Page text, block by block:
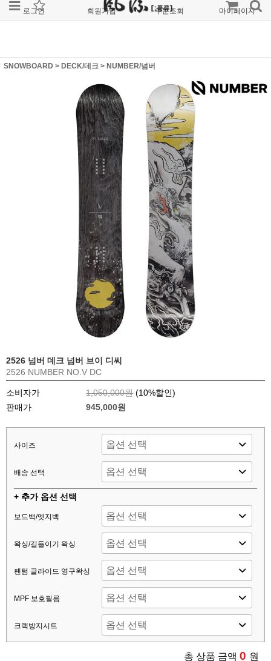
로그인 회원가입 주문조회 마이페이지
SNOWBOARD > DECK/데크 > NUMBER/넘버
2526 넘버 데크 넘버 브이 디씨
2526 NUMBER NO.V DC
소비자가 1,050,000원 (10%할인)
판매가
945,000원
사이즈
배송 선택
+ 추가 옵션 선택
보드백/엣지백
왁싱/길들이기 왁싱
팬텀 글라이드 영구왁싱
MPF 보호필름
크랙방지시트
총 상품 금액 0 원